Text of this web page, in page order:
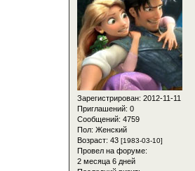
Зарегистрирован: 2012-11-11
Приглашений: 0
Сообщений: 4759
Пол: Женский
Возраст: 43 [1983-03-10]
Провел на форуме:
2 месяца 6 дней